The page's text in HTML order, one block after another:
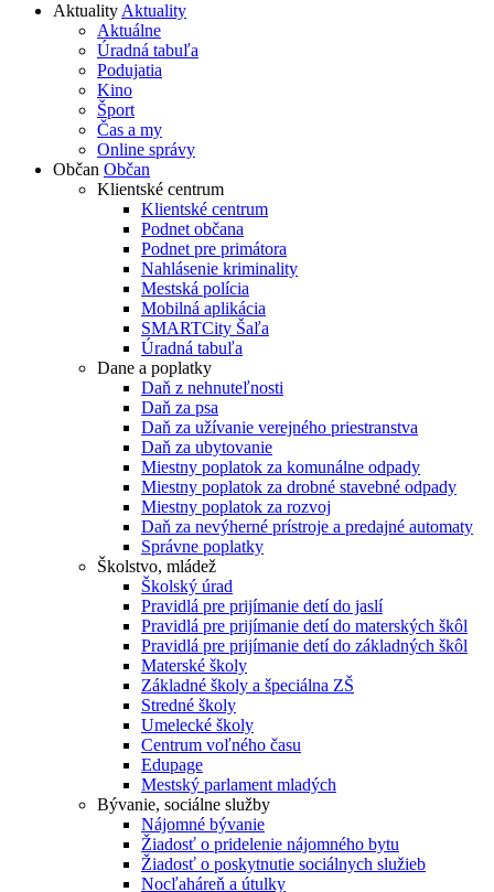
AktualityAktuality
Aktuálne
Úradná tabuľa
Podujatia
Kino
Šport
Čas a my
Online správy
Občan Občan
Klientské centrum
Klientské centrum
Podnet občana
Podnet pre primátora
Nahlásenie kriminality
Mestská polícia
Mobilná aplikácia
SMARTCity Šaľa
Úradná tabuľa
Dane a poplatky
Daň z nehnuteľnosti
Daň za psa
Daň za užívanie verejného priestranstva
Daň za ubytovanie
Miestny poplatok za komunálne odpady
Miestny poplatok za drobné stavebné odpady
Miestny poplatok za rozvoj
Daň za nevýherné prístroje a predajné automaty
Správne poplatky
Školstvo, mládež
Školský úrad
Pravidlá pre prijímanie detí do jaslí
Pravidlá pre prijímanie detí do materských škôl
Pravidlá pre prijímanie detí do základných škôl
Materské školy
Základné školy a špeciálna ZŠ
Stredné školy
Umelecké školy
Centrum voľného času
Edupage
Mestský parlament mladých
Bývanie, sociálne služby
Nájomné bývanie
Žiadosť o pridelenie nájomného bytu
Žiadosť o poskytnutie sociálnych služieb
Nocľaháreň a útulky